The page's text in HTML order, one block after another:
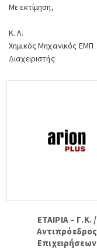
Με εκτίμηση,
Κ. Λ.
Χημικός Μηχανικός ΕΜΠ
Διαχειριστής
ΕΤΑΙΡΙΑ – Γ.Κ. /
Αντιπρόεδρος
Επιχειρήσεων